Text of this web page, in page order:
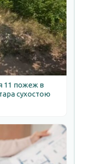
11 пожеж в
сухостою